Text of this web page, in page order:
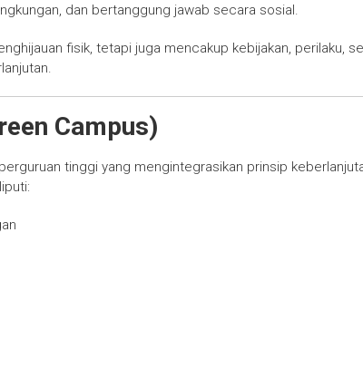
dan bertanggung jawab secara sosial.
fisik, tetapi juga mencakup kebijakan, perilaku,
Campus)
tinggi yang mengintegrasikan prinsip